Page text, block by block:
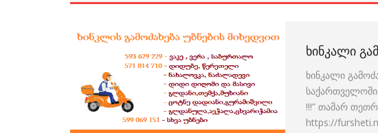
ᲮᲘᲜᲙᲐᲚᲘ
ხინკალი
!!!” თამარ
https://